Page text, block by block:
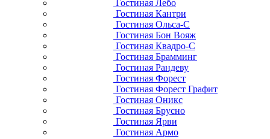
Гостиная Лебо
Гостиная Кантри
Гостиная Ольса-С
Гостиная Бон Вояж
Гостиная Квадро-С
Гостиная Брамминг
Гостиная Рандеву
Гостиная Форест
Гостиная Форест Графит
Гостиная Оникс
Гостиная Брусно
Гостиная Ярви
Гостиная Армо